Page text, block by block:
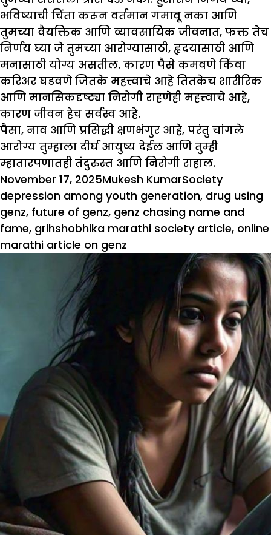
भविष्याची चिंता करून वर्तमान गमावू नका आणि
तुमच्या वैयक्तिक आणि व्यावसायिक जीवनात, फक्त तेच
निर्णय घ्या जे तुमच्या आरोग्यासाठी, हृदयासाठी आणि
मनासाठी योग्य असतील. कारण पैसे कमवणे किंवा
करिअर घडवणे जितके महत्त्वाचे आहे तितकेच शारीरिक
आणि मानसिकदृष्ट्या निरोगी राहणेही महत्त्वाचे आहे,
कारण जीवन हेच ​​सर्वस्व आहे.
पैसा, नाव आणि प्रसिद्धी क्षणभंगुर आहे, परंतु चांगले
आरोग्य तुम्हाला दीर्घ आयुष्य देईल आणि तुम्ही
म्हातारपणातही तंदुरुस्त आणि निरोगी राहाल.
Posted
on
November 17, 2025Author
Mukesh KumarCategories
SocietyTags
depression among youth generation, drug using
genz, future of genz, genz chasing name and
fame, grihshobhika marathi society article, online
marathi article on genz